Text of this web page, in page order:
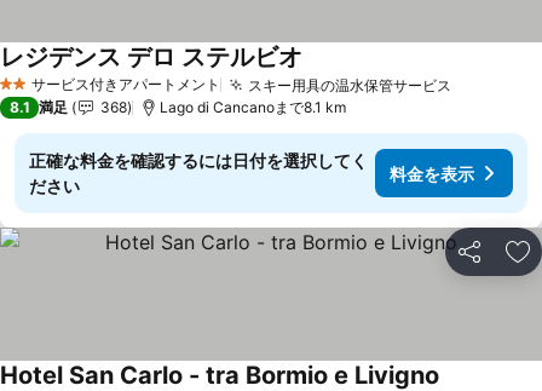
2 ホテルのランク
サービス付きアパートメント スキー用具の温水保管サービス
レジデンス デロ ステルビオ
8.1 満足 368 Lago di Cancanoまで8.1 km
正確な料金を確認するには日付を選択してく
ださい
料金を表示
シェア お
Hotel San Carlo - tra Bormio e Livigno